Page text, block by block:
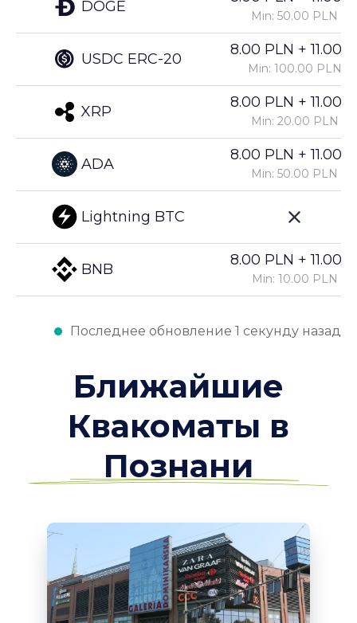
DOGE
USDC ERC-20
XRP
ADA
Lightning BTC
BNB
Min: 50.00 PLN
8.00 PLN +
Min: 100.00 PLN
8.00 PLN +
Min: 20.00 PLN
8.00 PLN +
Min: 50.00 PLN
8.00 PLN +
Min: 10.00 PLN
Последнее обновление 1 секунду назад
Ближайшие
Квакоматы в
Познани